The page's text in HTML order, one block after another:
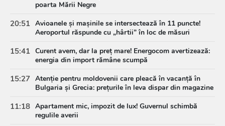
poarta Mării Negre
20:51 Avioanele și mașinile se intersectează în 11 puncte!
Aeroportul răspunde cu „hârtii” în loc de măsuri
15:41 Curent avem, dar la preț mare! Energocom avertizează:
energia din import rămâne scumpă
15:27 Atenție pentru moldovenii care pleacă în vacanță în
Bulgaria și Grecia: prețurile în leva dispar din magazine
11:18 Apartament mic, impozit de lux! Guvernul schimbă
regulile averii